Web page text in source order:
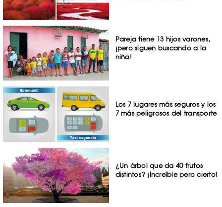
Pareja tiene 13 hijos varones,
¡pero siguen buscando a la
niña!
Los 7 lugares más seguros y los
7 más peligrosos del transporte
¿Un árbol que da 40 frutos
distintos? ¡Increíble pero cierto!